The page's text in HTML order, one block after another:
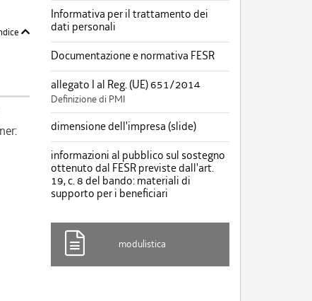
Informativa per il trattamento dei
dati personali
Documentazione e normativa FESR
allegato I al Reg. (UE) 651/2014
Definizione di PMI
dimensione dell'impresa (slide)
informazioni al pubblico sul sostegno
ottenuto dal FESR previste dall'art.
19, c. 8 del bando: materiali di
supporto per i beneficiari
modulistica